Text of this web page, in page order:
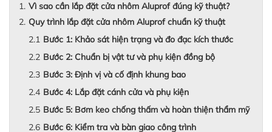
Vì sao cần lắp đặt cửa nhôm Aluprof đúng kỹ thuật?
Quy trình lắp đặt cửa nhôm Aluprof chuẩn kỹ thuật
Bước 1: Khảo sát hiện trạng và đo đạc kích thước
Bước 2: Chuẩn bị vật tư và phụ kiện đồng bộ
Bước 3: Định vị và cố định khung bao
Bước 4: Lắp đặt cánh cửa và phụ kiện
Bước 5: Bơm keo chống thấm và hoàn thiện thẩm mỹ
Bước 6: Kiểm tra và bàn giao công trình